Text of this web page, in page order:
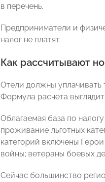
в перечень.
Предприниматели и
налог не платят.
Как рассчитывают
Отели должны уплачивать
Формула расчета выглядит
Облагаемая база по
проживание льготных
категорий включены
войны; ветераны боевых
Сейчас большинство